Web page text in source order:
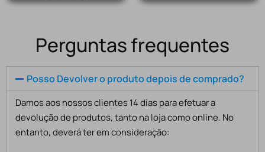
Perguntas frequentes
Posso Devolver o produto depois de comprado?
Damos aos nossos clientes 14 dias para efetuar a
devolução de produtos, tanto na loja como online. No
entanto, deverá ter em consideração: